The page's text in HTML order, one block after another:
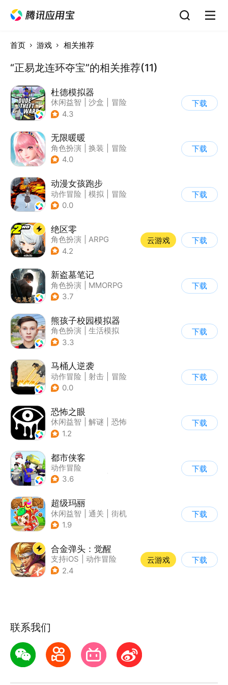
首页 游戏 相关推荐
“正易龙连环夺宝”的相关推荐(11)
杜德模拟器
休闲益智 沙盒
冒险
| 写实
4.3
下载
无限暖暖
角色扮演 换装
冒险
| 开放世界
4.0
下载
动漫女孩跑步
动作冒险 模拟
冒险
| 动漫
0.0
下载
绝区零
角色扮演
ARPG
| 冒险
4.2
云游戏 下载
新盗墓笔记
角色扮演
MMORPG
| 冒险
3.7
下载
熊孩子校园模拟器
角色扮演
生活模拟
| 写实
3.3
下载
马桶人逆袭
动作冒险 射击
冒险
| 像素风
0.0
下载
恐怖之眼
休闲益智 解谜
恐怖
| 单机
1.2
下载
都市侠客
动作冒险
| 第一人称射击
3.6
下载
超级玛丽
休闲益智 通关
街机
| 儿童游戏
1.9
下载
合金弹头：觉醒
支持iOS
动作冒险
| 射击
2.4
云游戏 下载
联系我们